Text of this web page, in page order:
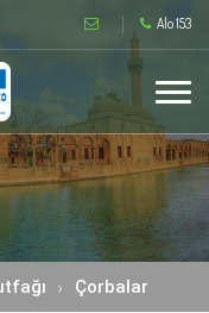
Alo 153
Çorbalar